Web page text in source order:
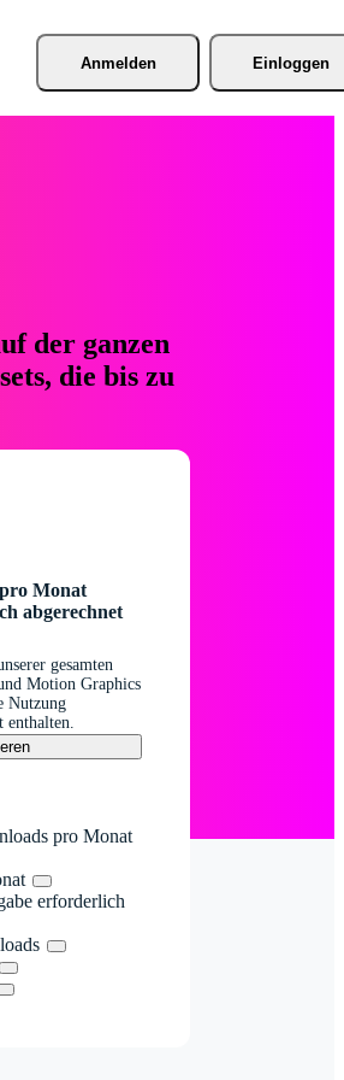
Anmelden Einloggen
der ganzen
die bis zu
Monat
abgerechnet
gesamten
Motion Graphics
Nutzung
pro Monat
erforderlich